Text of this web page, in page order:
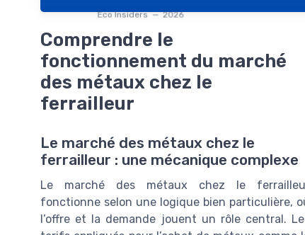
Eco Insiders — 2026
Comprendre le
fonctionnement du marché
des métaux chez le
ferrailleur
Le marché des métaux chez le
ferrailleur : une mécanique complexe
Le marché des métaux chez le
fonctionne selon une logique bien particulière,
l’offre et la demande jouent un rôle central.